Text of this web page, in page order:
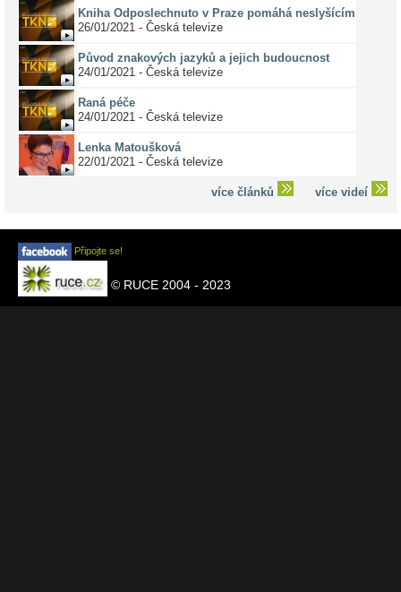
Kniha Odposlechnuto v Praze pomáhá neslyšícím
26/01/2021 - Česká televize
Původ znakových jazyků a jejich budoucnost
24/01/2021 - Česká televize
Raná péče
24/01/2021 - Česká televize
Lenka Matoušková
22/01/2021 - Česká televize
více článků více videí
Připojte se!
© RUCE 2004 - 2023